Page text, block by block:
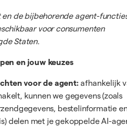
en de bijbehorende agent-
voor consumenten
Staten.
en jouw keuzes
voor de agent: afhankelijk
kunnen we gegevens (zoals
bestelinformatie
delen met je gekoppelde AI-